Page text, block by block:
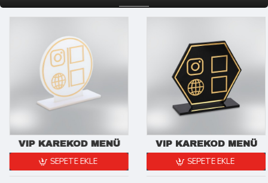
VIP KAREKOD MENÜ
SEPETE EKLE
VIP KAREKOD MENÜ
SEPETE EKLE